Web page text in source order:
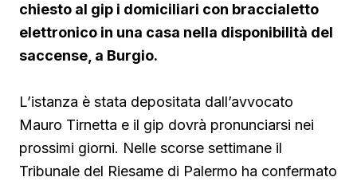
chiesto al gip i domiciliari con braccialetto
elettronico in una casa nella disponibilità del
saccense, a Burgio.
L’istanza è stata depositata dall’avvocato
Mauro Tirnetta e il gip dovrà pronunciarsi nei
prossimi giorni. Nelle scorse settimane il
Tribunale del Riesame di Palermo ha confermato